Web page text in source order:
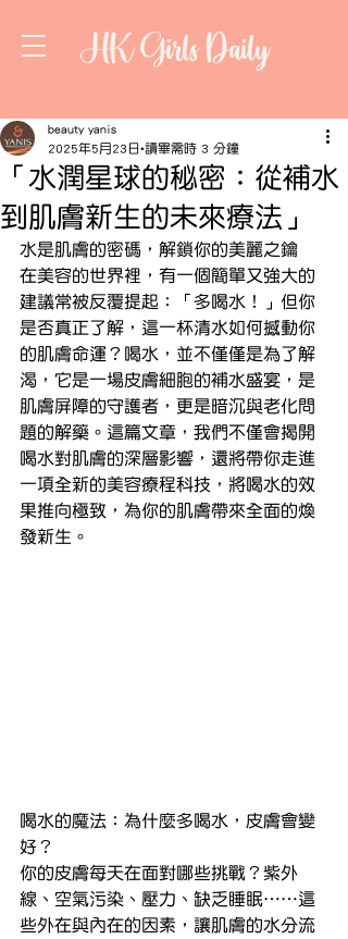
HK Girls Daily
「水潤星球的秘密：從補水
到肌膚新生的未來療法」
beauty yanis
2025年5月23日 讀畢需時 3 分鐘
水是肌膚的密碼，解鎖你的美麗之鑰
在美容的世界裡，有一個簡單又強大的
建議常被反覆提起：「多喝水！」但你
是否真正了解，這一杯清水如何撼動你
的肌膚命運？喝水，並不僅僅是為了解
渴，它是一場皮膚細胞的補水盛宴，是
肌膚屏障的守護者，更是暗沉與老化問
題的解藥。這篇文章，我們不僅會揭開
喝水對肌膚的深層影響，還將帶你走進
一項全新的美容療程科技，將喝水的效
果推向極致，為你的肌膚帶來全面的煥
發新生。
喝水的魔法：為什麼多喝水，皮膚會變
好？
你的皮膚每天在面對哪些挑戰？紫外
線、空氣污染、壓力、缺乏睡眠……這
些外在與內在的因素，讓肌膚的水分流